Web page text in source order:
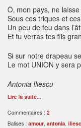
Ô, mon pays, ne
Sous ces triques et
Un peu de feu dans
Et tu verras tes fils
Si sur notre drapeau
Le mot UNION y sera
Antonia Iliescu
Lire la suite...
Commentaires : 2
Balises : amour, antonia,